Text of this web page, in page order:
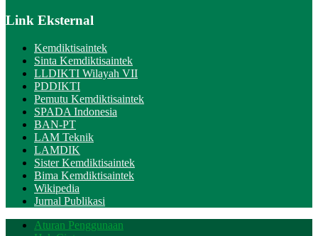
Link Eksternal
Kemdiktisaintek
Sinta Kemdiktisaintek
LLDIKTI Wilayah VII
PDDIKTI
Pemutu Kemdiktisaintek
SPADA Indonesia
BAN-PT
LAM Teknik
LAMDIK
Sister Kemdiktisaintek
Bima Kemdiktisaintek
Wikipedia
Jurnal Publikasi
Aturan Penggunaan